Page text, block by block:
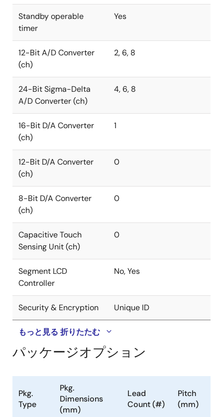
Standby operable
timer
Yes
12-Bit A/D Converter
(ch)
2, 6, 8
24-Bit Sigma-Delta
A/D Converter (ch)
4, 6, 8
16-Bit D/A Converter
(ch)
1
12-Bit D/A Converter
(ch)
0
8-Bit D/A Converter
(ch)
0
Capacitive Touch
Sensing Unit (ch)
0
Segment LCD
Controller
No, Yes
Security & Encryption Unique ID
もっと見る 折りたたむ
パッケージオプション
Pkg.
Type
Pkg.
Dimensions
(mm)
Lead
Count (#)
Pitch
(mm)